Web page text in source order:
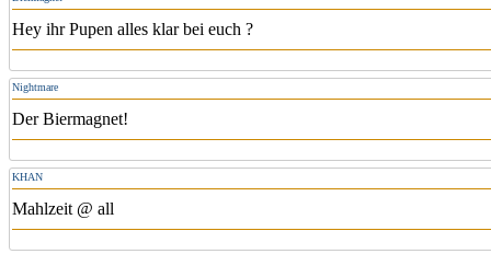
Hey ihr Pupen alles klar bei euch ?
Nightmare
Der Biermagnet!
KHAN
Mahlzeit @ all